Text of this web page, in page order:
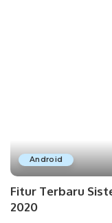
Android
Fitur Terbaru
2020